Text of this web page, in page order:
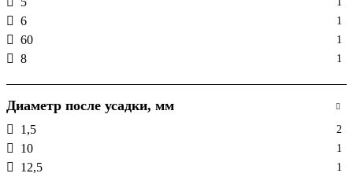
6 1
60 1
8 1
Диаметр после усадки, мм
1,5 2
10 1
12,5 1